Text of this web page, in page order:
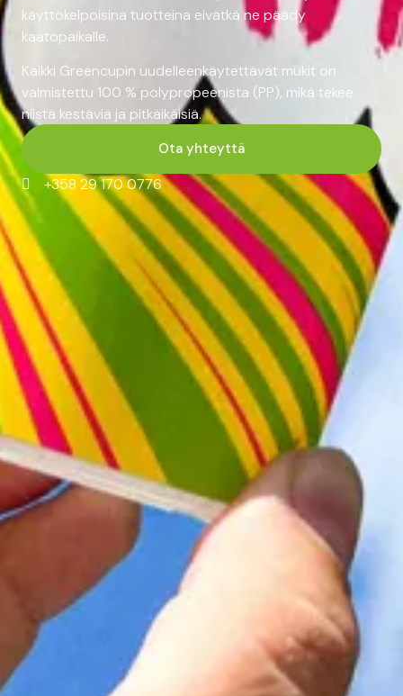
käyttökelpoisina tuotteina eivätkä ne päädy
kaatopaikalle.
Kaikki Greencupin uudelleenkäytettävät mukit on
valmistettu 100 % polypropeenista (PP), mikä tekee
niistä kestäviä ja pitkäikäisiä.
Ota yhteyttä
+358 29 170 0776